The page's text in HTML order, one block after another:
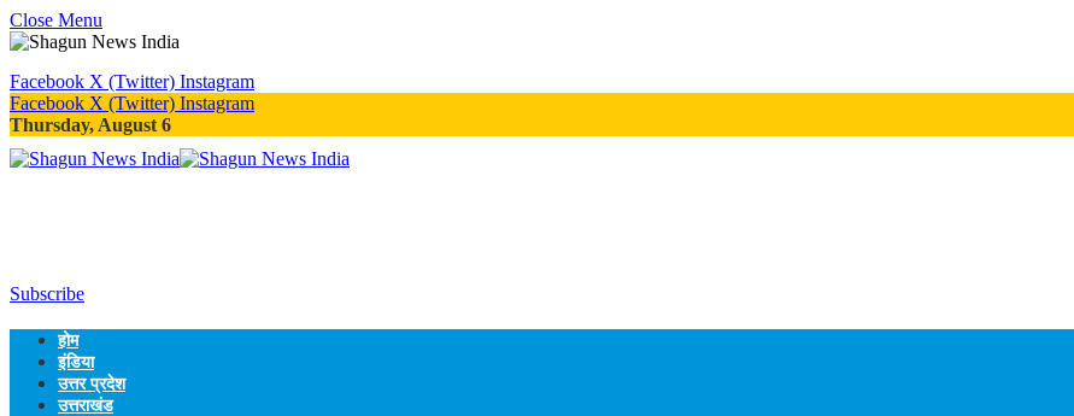
Close Menu
Facebook X (Twitter) Instagram
Facebook X (Twitter) Instagram
Thursday, August 6
Subscribe
होम
इंडिया
उत्तर प्रदेश
उत्तराखंड